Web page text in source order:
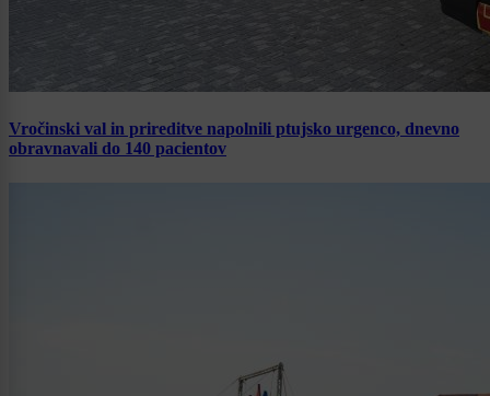
Vročinski val in prireditve napolnili ptujsko urgenco, dnevno
obravnavali do 140 pacientov